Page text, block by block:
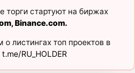
торги стартуют на биржах
,Binance.com.
листингах топ проектов в
t.me/RU_HOLDER